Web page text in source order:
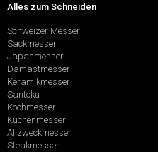
Alles zum Schneiden
Schweizer Messer
Sackmesser
Japanmesser
Damastmesser
Keramikmesser
Santoku
Kochmesser
Küchenmesser
Allzweckmesser
Steakmesser